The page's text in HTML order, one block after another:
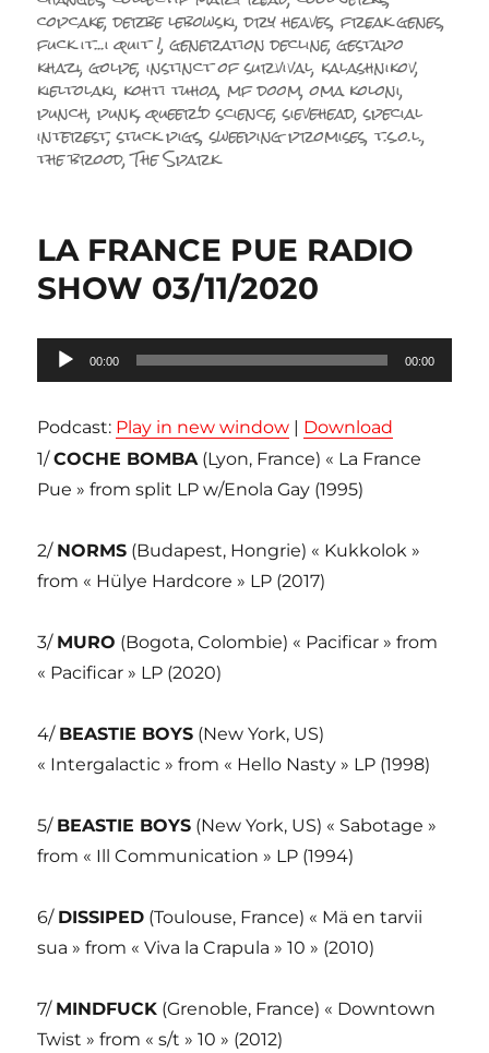
copcake,derbe lebowski,dry heaves,freak genes,
fuck it...i quit !,generation decline,gestapo
khazi,golpe,instinct of survival, kalashnikov,
kieltolaki, kohti tuhoa,mf doom,oma koloni,
punch,punk,queer'd science,sievehead,special
interest,stuck pigs,sweeping promises,t.s.o.l.,
the brood,The Spark
LA FRANCE PUE RADIO
SHOW 03/11/2020
Lecteur
audio
00:00 00:00
Podcast: Play in new window | Download
1/COCHE BOMBA (Lyon, France) « La France
Pue » from split LP w/Enola Gay (1995)
2/ NORMS (Budapest, Hongrie) « Kukkolok »
from « Hülye Hardcore » LP (2017)
3/ MURO (Bogota, Colombie) « Pacificar » from
« Pacificar » LP (2020)
4/ BEASTIE BOYS (New York, US)
« Intergalactic » from « Hello Nasty » LP (1998)
5/ BEASTIE BOYS (New York, US) « Sabotage »
from « Ill Communication » LP (1994)
6/ DISSIPED (Toulouse, France) « Mä en tarvii
sua » from « Viva la Crapula » 10 » (2010)
7/ MINDFUCK (Grenoble, France) « Downtown
Twist » from « s/t » 10 » (2012)